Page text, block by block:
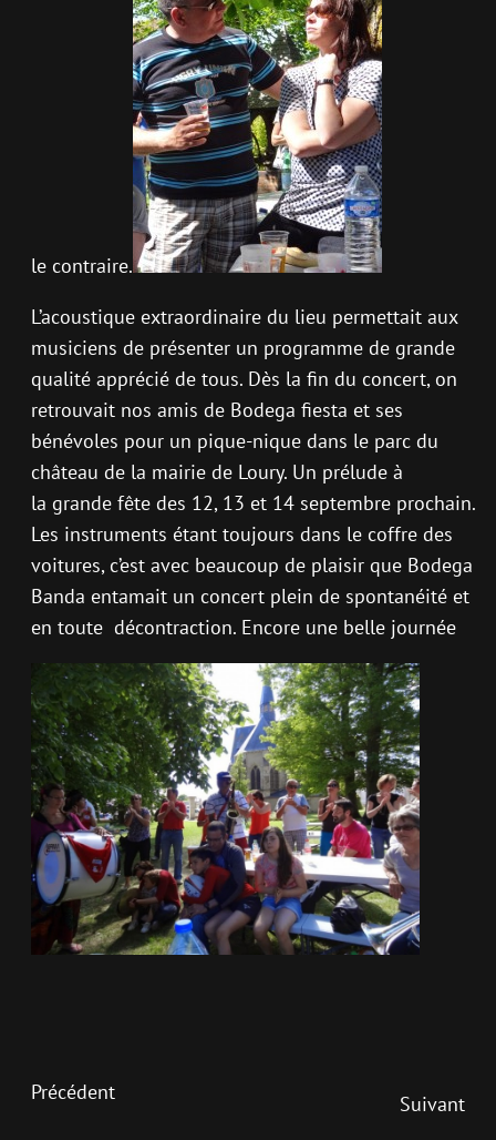
le contraire.
L’acoustique extraordinaire du lieu permettait aux
musiciens de présenter un programme de grande
qualité apprécié de tous. Dès la fin du concert, on
retrouvait nos amis de Bodega fiesta et ses
bénévoles pour un pique-nique dans le parc du
château de la mairie de Loury. Un prélude à
la grande fête des 12, 13 et 14 septembre prochain.
Les instruments étant toujours dans le coffre des
voitures, c’est avec beaucoup de plaisir que Bodega
Banda entamait un concert plein de spontanéité et
en toute décontraction. Encore une belle journée
Précédent Suivant